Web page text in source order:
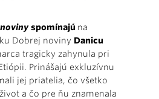
spomínajú na
Dobrej noviny Danicu
tragicky zahynula pri
Prinášajú exkluzívnu
jej priatelia, čo všetko
a čo pre ňu znamenala